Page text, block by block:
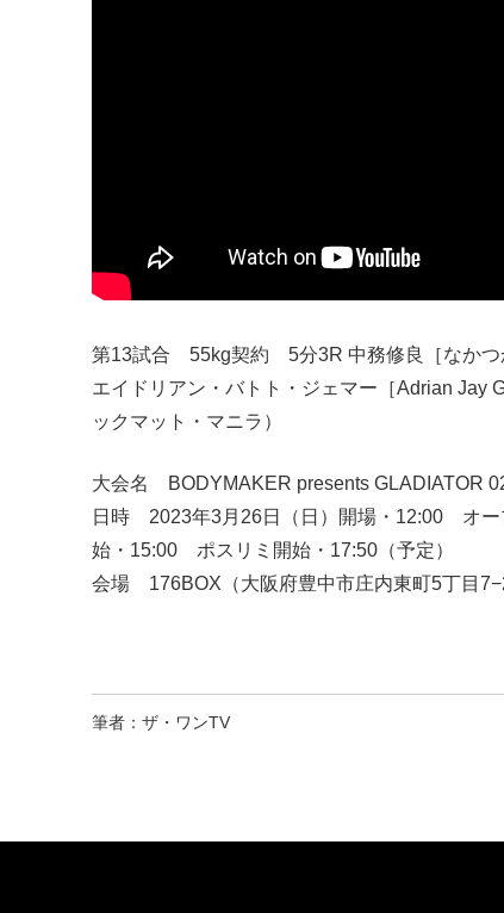
第13試合 55kg契約 5分3R 中務修良［なかつ
エイドリアン・バトト・ジェマー［Adrian Jay
ックマット・マニラ）
大会名 BODYMAKER presents GLADIATOR
日時 2023年3月26日（日）開場・12:00 オ
始・15:00 ポスリミ開始・17:50（予定）
会場 176BOX（大阪府豊中市庄内東町5丁目
筆者：ザ・ワンTV